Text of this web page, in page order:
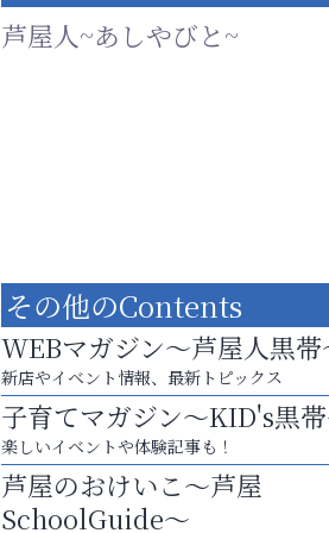
芦屋人~あしやびと~
芦屋・西宮・神戸の新店舗PRやリニューア
知などお気軽にご相談ください。
便利屋ファースト
その他のContents
WEBマガジン～芦屋人黒帯
新店やイベント情報、最新トピックス
子育てマガジン～KID's黒
楽しいイベントや体験記事も！
芦屋のおけいこ～芦屋
SchoolGuide～